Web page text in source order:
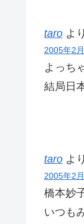
taro よ
2005年2
よっち
結局日
taro よ
2005年2
橋本妙
いつも